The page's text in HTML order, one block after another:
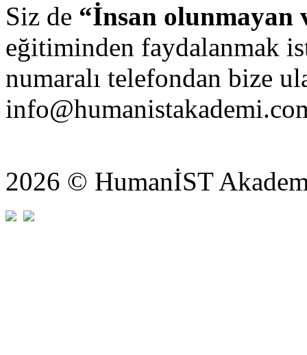
Siz de “İnsan olunmayan
eğitiminden faydalanmak
numaralı telefondan bize
2026 © HumanİST